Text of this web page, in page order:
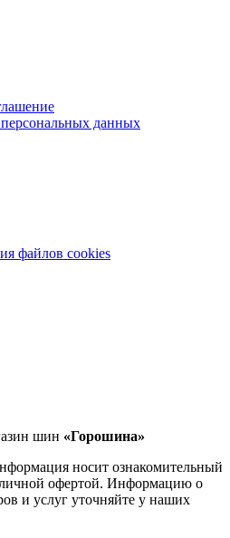
данных
файлов cookies
шин «Горошина»
носит ознакомительный
офертой. Информацию о
и услуг уточняйте у наших